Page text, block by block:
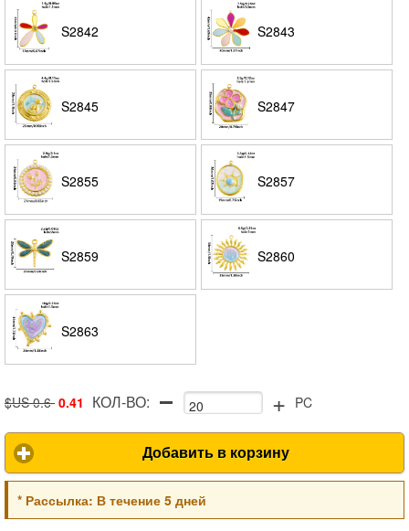
S2842 S2843
S2845 S2847
S2855 S2857
S2859 S2860
S2863
$US 0.6 0.41 КОЛ-ВО: + PC
Добавить в корзину
*Рассылка: В течение 5 дней